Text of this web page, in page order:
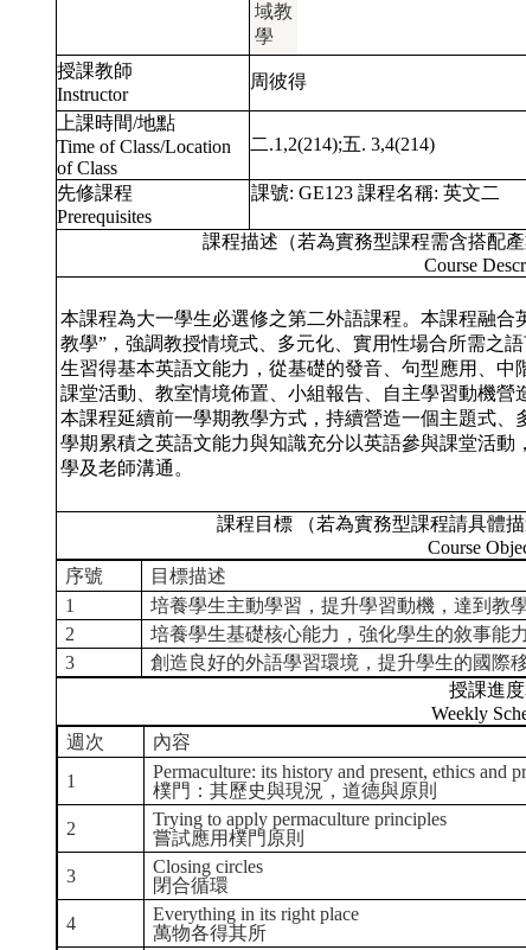
域教
學
授課教師
Instructor
周彼得
上課時間/地點
Time of Class/Location
of Class
二.1,2(214);五. 3,4(214)
先修課程
Prerequisites
課號: GE123 課程名稱: 英文二
課程描述（若為實務型課程需含搭配
Course
本課程為大一學生必選修之第二外語課程。本課程融
教學”，強調教授情境式、多元化、實用性場合所需之
生習得基本英語文能力，從基礎的發音、句型應用、
課堂活動、教室情境佈置、小組報告、自主學習動機營
本課程延續前一學期教學方式，持續營造一個主題式
學期累積之英語文能力與知識充分以英語參與課堂活
學及老師溝通。
課程目標 （若為實務型課程請具體
Course
序號
目標描述
1
培養學生主動學習，提升學習動機，達到教學
2
培養學生基礎核心能力，強化學生的敘事能
3
創造良好的外語學習環境，提升學生的國際移
授課進
Weekly
週次
內容
1
Permaculture: its history and present, ethics and
樸門：其歷史與現況，道德與原則
2
Trying to apply permaculture principles
嘗試應用樸門原則
3
Closing circles
閉合循環
4
Everything in its right place
萬物各得其所